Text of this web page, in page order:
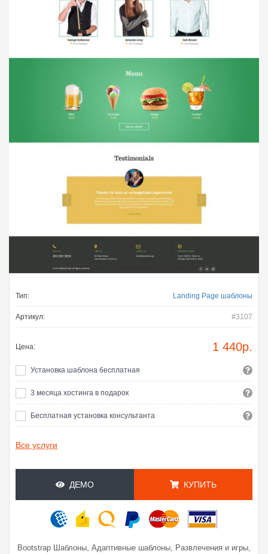
Тип: Landing Page шаблоны
Артикул: #3107
Цена: 1 440р.
Установка шаблона бесплатная
3 месяца хостинга в подарок
Бесплатная установка консультанта
Все услуги
ДЕМО КУПИТЬ
Bootstrap Шаблоны Адаптивные шаблоны Развлечения и игры